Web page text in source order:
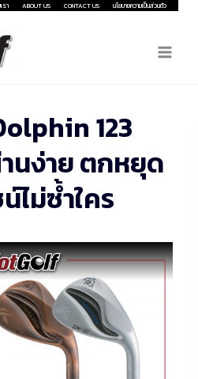
รา ABOUT US CONTACT US นโยบายความเป็นส่วนตัว
123
นง่าย ตกหยุด
ไม่ซ้ำใคร